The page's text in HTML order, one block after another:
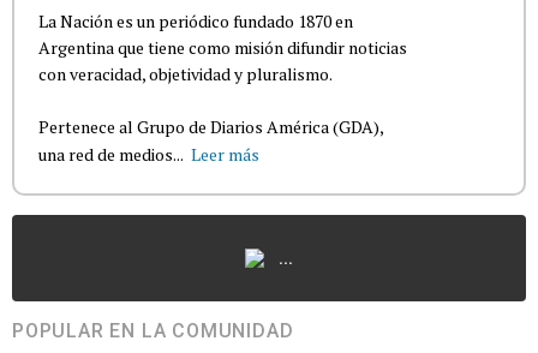
La Nación es un periódico fundado 1870 en
Argentina que tiene como misión difundir noticias
con veracidad, objetividad y pluralismo.
Pertenece al Grupo de Diarios América (GDA),
una red de medios... Leer más
...
POPULAR EN LA COMUNIDAD